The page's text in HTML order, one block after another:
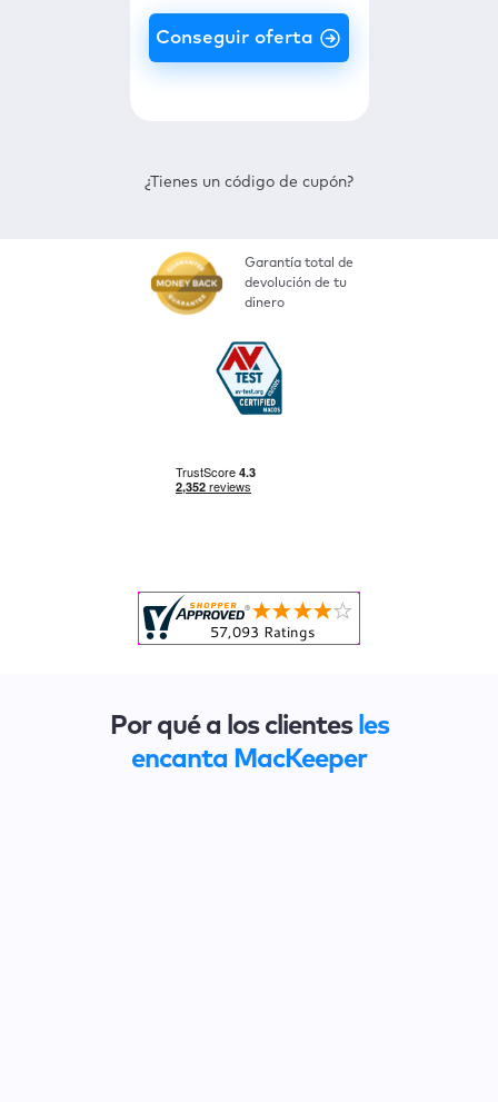
¿Tienes un código de cupón?
Garantía total de
devolución de tu
dinero
Por qué a los clientes les
encanta MacKeeper